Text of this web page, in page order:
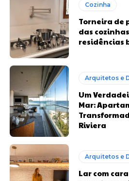
Cozinha
Torneira de
das
residências
Arquitetos e
Um
Mar:
Riviera
Arquitetos e
Lar com